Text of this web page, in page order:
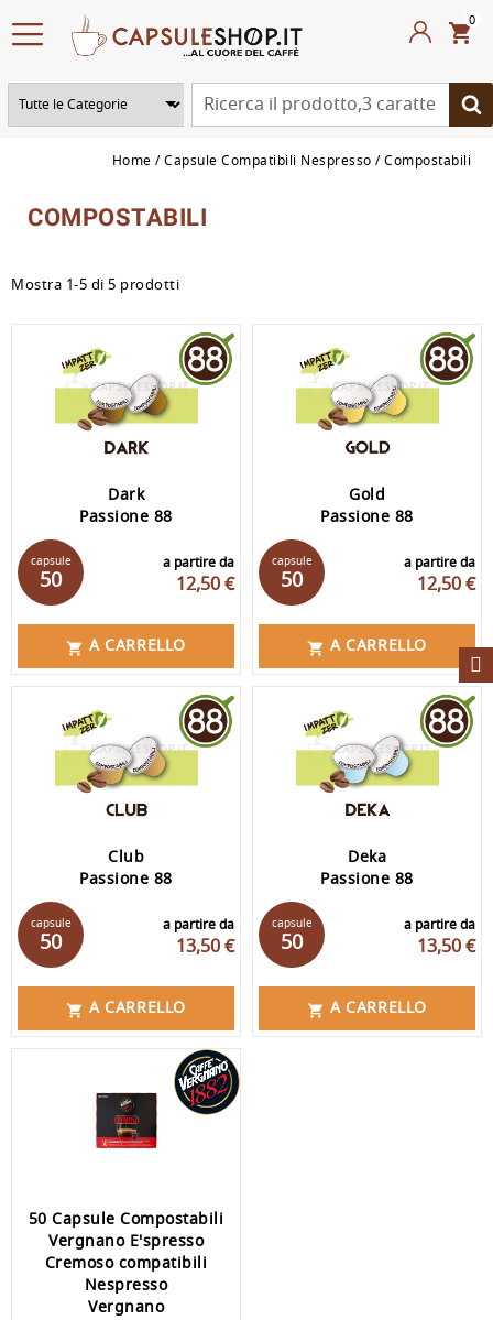
0
Home Capsule Compatibili Nespresso Compostabili
COMPOSTABILI
Mostra 1-5 di 5 prodotti
Dark
Passione 88
a partire da
12,50 €
capsule
50
 A CARRELLO
Gold
Passione 88
a partire da
12,50 €
capsule
50
 A CARRELLO
Club
Passione 88
a partire da
13,50 €
capsule
50
 A CARRELLO
Deka
Passione 88
a partire da
13,50 €
capsule
50
 A CARRELLO
50 Capsule Compostabili
Vergnano E'spresso
Cremoso compatibili
Nespresso
Vergnano